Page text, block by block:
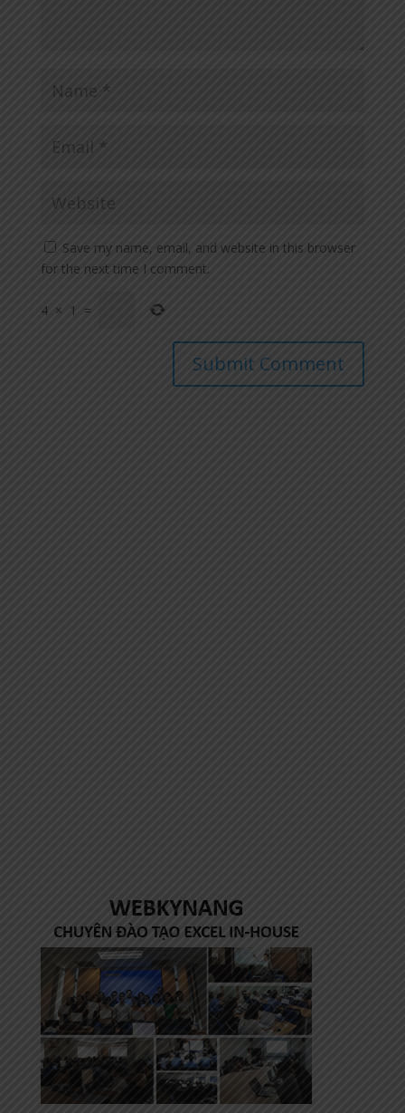
Save my name, email, and website in this browser
for the next time I comment.
4 × 1 =